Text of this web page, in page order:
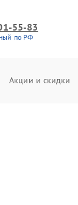
55-83
по РФ
Акции и скидки